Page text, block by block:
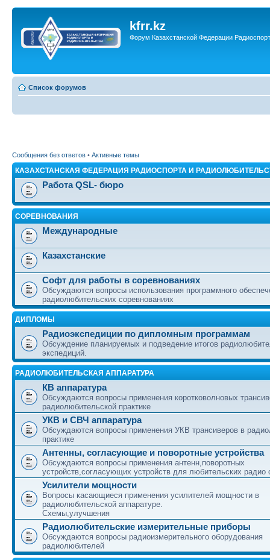
kfrr.kz
Форум Казахстанской Федерации
Список форумов
Сообщения без ответов • Активные темы
КАЗАХСТАНСКАЯ ФЕДЕРАЦИЯ РАДИОСПОРТА И
Работа QSL- бюро
СОРЕВНОВАНИЯ
Международные
Казахстанские
Софт для работы в соревнованиях
Обсуждаются вопросы использования программного
радиолюбительских соревнованиях
ДИПЛОМЫ
Радиоэкспедиции по дипломным программам
Обсуждение планируемых и подведение итогов
экспедиций.
РАДИОЛЮБИТЕЛЬСКАЯ АППАРАТУРА
КВ аппаратура
Обсуждаются вопросы применения коротковолновых
радиолюбительской практике
УКВ и СВЧ аппаратура
Обсуждаются вопросы применения УКВ трансиверов в
практике
Антенны, согласующие и поворотные устройства
Обсуждаются вопросы применения антенн,поворотных
устройств,согласующих устройств для любительских радио
Усилители мощности
Вопросы касающиеся применения усилителей мощности в
радиолюбительской аппаратуре.
Схемы,улучшения
Радиолюбительские измерительные приборы
Обсуждаются вопросы радиоизмерительного оборудования
радиолюбителей